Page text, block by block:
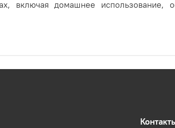
включая домашнее